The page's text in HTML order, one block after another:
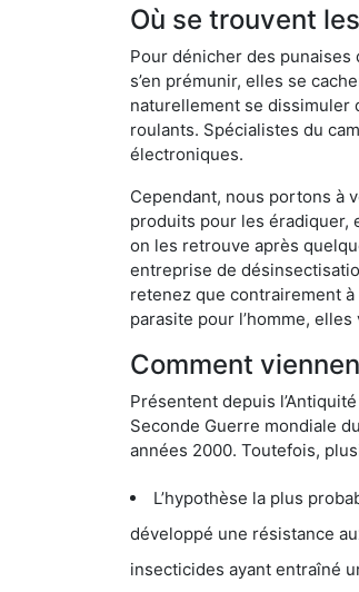
Où se trouvent
Pour dénicher des
s’en prémunir, elles se
naturellement se dissimuler
roulants. Spécialistes du
électroniques.
Cependant, nous portons à
produits pour les éradiquer,
on les retrouve après
entreprise de
retenez que contrairement
parasite pour l’homme,
Comment
Présentent depuis
Seconde Guerre mondiale
années 2000. Toutefois,
L’hypothèse la plus
développé une résistance aux
insecticides ayant entraîné un effet